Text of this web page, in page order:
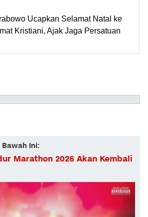
Ucapkan Selamat Natal ke
Kristiani, Ajak Jaga Persatuan
Bawah Ini:
Marathon 2026 Akan Kembali